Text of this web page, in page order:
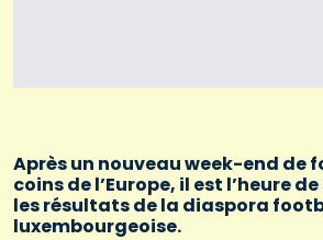
Après un nouveau week-end de
coins de l’Europe, il est l’heure
les résultats de la diaspora
luxembourgeoise.